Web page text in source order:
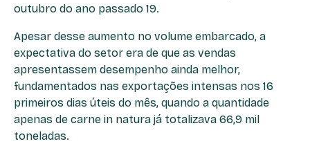
outubro do ano passado 19.
Apesar desse aumento no volume embarcado, a
expectativa do setor era de que as vendas
apresentassem desempenho ainda melhor,
fundamentados nas exportações intensas nos 16
primeiros dias úteis do mês, quando a quantidade
apenas de carne in natura já totalizava 66,9 mil
toneladas.